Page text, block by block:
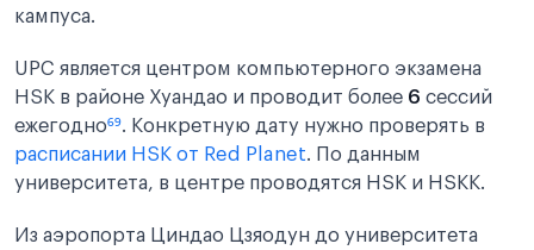
кампуса.
UPC является центром компьютерного экзамена
HSK в районе Хуандао и проводит более 6 сессий
ежегодно⁶⁹. Конкретную дату нужно проверять в
расписании HSK от Red Planet. По данным
университета, в центре проводятся HSK и HSKK.
Из аэропорта Циндао Цзяодун до университета